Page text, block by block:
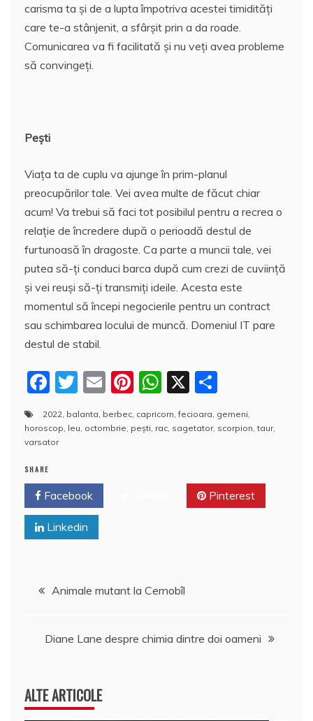
carisma ta și de a lupta împotriva acestei timidități
care te-a stânjenit, a sfârșit prin a da roade.
Comunicarea va fi facilitată și nu veți avea probleme
să convingeți.
Pești
Viața ta de cuplu va ajunge în prim-planul
preocupărilor tale. Vei avea multe de făcut chiar
acum! Va trebui să faci tot posibilul pentru a recrea o
relație de încredere după o perioadă destul de
furtunoasă în dragoste. Ca parte a muncii tale, vei
putea să-ți conduci barca după cum crezi de cuviință
și vei reuși să-ți transmiți ideile. Acesta este
momentul să începi negocierile pentru un contract
sau schimbarea locului de muncă. Domeniul IT pare
destul de stabil.
F
a
c
e
o
o
k
T
w
itt
E
m
ai
Pi
er
W
at
X
rt
a
z
2022 balanta berbec capricorn ,fecioara gemeni
horoscop leu octombrie peşti rac sagetator, scorpion ,taur,
varsator
SHARE
Facebook Pinterest
Linkedin
Navigare
Animale mutant la Cernobîl
Diane Lane despre chimia dintre doi oameni
ALTE ARTICOLE